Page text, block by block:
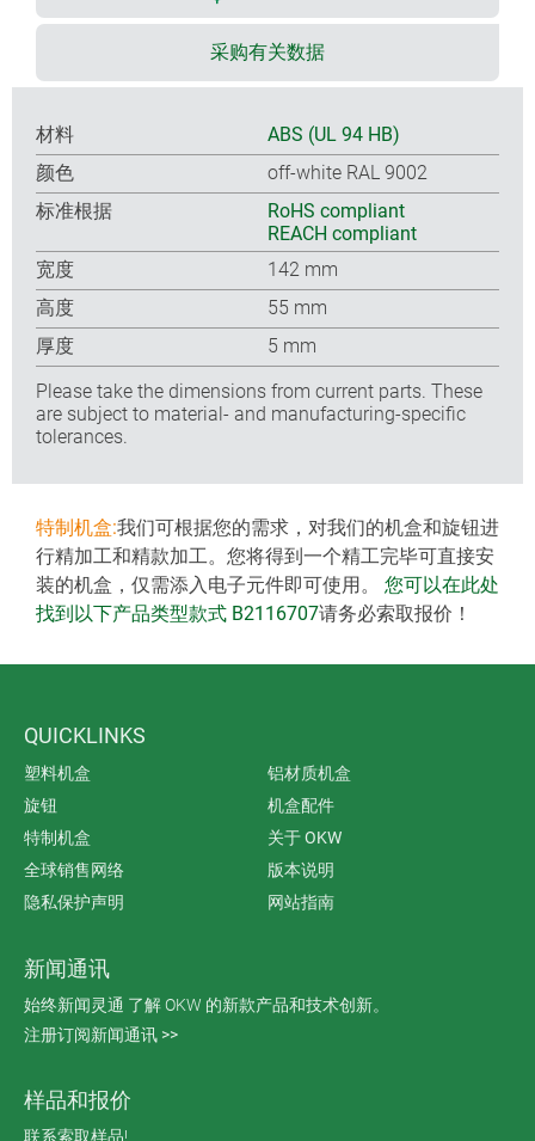
采购有关数据
材料
ABS (UL 94 HB)
颜色
off-white RAL 9002
标准根据
RoHS compliant
REACH compliant
宽度
142 mm
高度
55 mm
厚度
5 mm
Please take the dimensions from current parts. These
are subject to material- and manufacturing-specific
tolerances.
特制机盒:我们可根据您的需求，对我们的机盒和旋钮进
行精加工和精款加工。您将得到一个精工完毕可直接安
装的机盒，仅需添入电子元件即可使用。 您可以在此处
找到以下产品类型款式 B2116707请务必索取报价！
QUICKLINKS
塑料机盒
铝材质机盒
旋钮
机盒配件
特制机盒
关于 OKW
全球销售网络
版本说明
隐私保护声明
网站指南
新闻通讯
始终新闻灵通 了解 OKW 的新款产品和技术创新。
注册订阅新闻通讯 >>
样品和报价
联系索取样品!